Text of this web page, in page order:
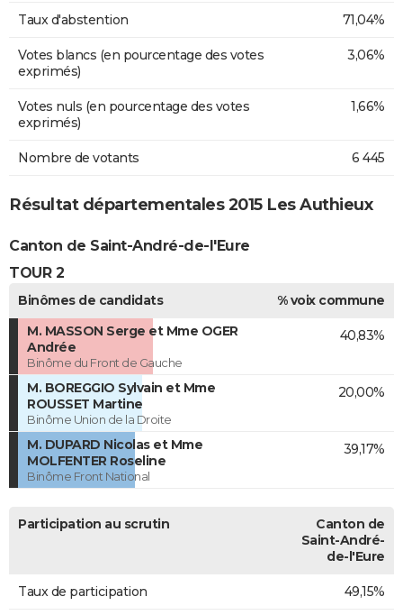
Taux d'abstention 71,04%
Votes blancs (en pourcentage des votes
exprimés)
3,06%
Votes nuls (en pourcentage des votes
exprimés)
1,66%
Nombre de votants 6 445
Résultat départementales 2015 Les Authieux
Canton de Saint-André-de-l'Eure
TOUR 2
Binômes de candidats
% voix commune
M. MASSON Serge et Mme OGER
Andrée
Binôme du Front de Gauche
40,83%
M. BOREGGIO Sylvain et Mme
ROUSSET Martine
Binôme Union de la Droite
20,00%
M. DUPARD Nicolas et Mme
MOLFENTER Roseline
Binôme Front National
39,17%
Participation au scrutin
Canton de
Saint-André-
de-l'Eure
Taux de participation 49,15%